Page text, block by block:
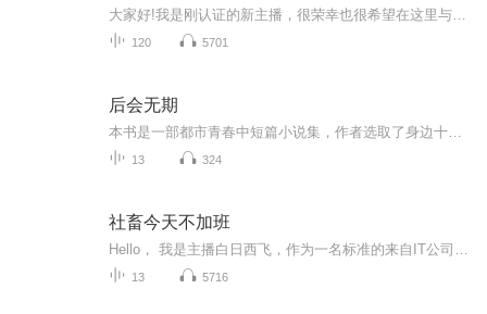
120 5701
后会无期
13 324
社畜今天不加班
13 5716